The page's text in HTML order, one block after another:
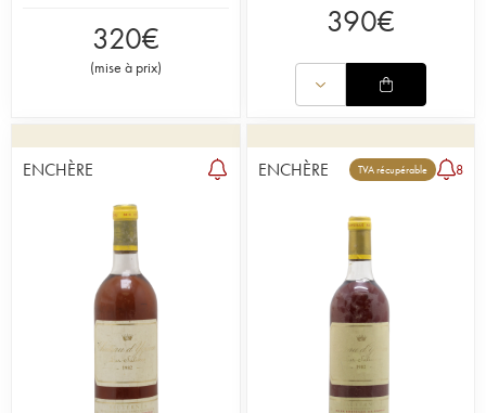
320€
(mise à prix)
390€
ENCHÈRE ENCHÈRE TVA récupérable 8